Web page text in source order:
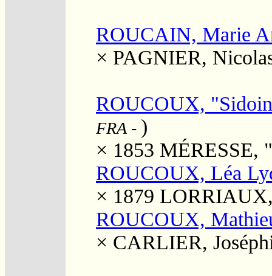
ROUCAIN, Marie
× PAGNIER,
ROUCOUX,
FRA - )
× 1853 MÉRESSE,
ROUCOUX, Léa
× 1879
ROUCOUX,
× CARLIER,